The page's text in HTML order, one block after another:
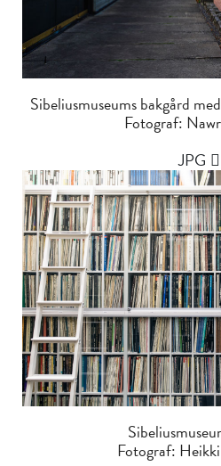
Sibeliusmuseums bakgård
Fotograf:
JPG
Fotograf: